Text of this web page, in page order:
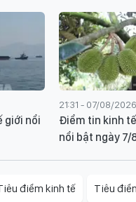
giới nổi
21:31 - 07/08/2026
Điểm tin kinh
nổi bật ngày 7/
điểm kinh tế Tiêu